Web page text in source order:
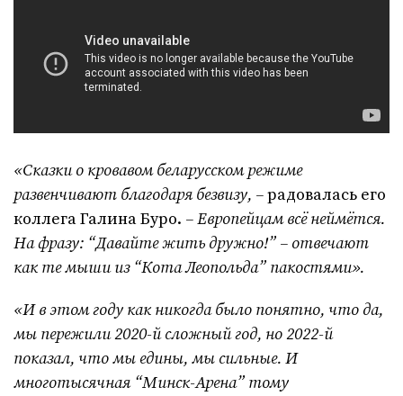
«Сказки о кровавом беларусском режиме
развенчивают благодаря безвизу, –радовалась его
коллега Галина Буро. – Европейцам всё неймётся.
На фразу: “Давайте жить дружно!” – отвечают
как те мыши из “Кота Леопольда” пакостями».
«И в этом году как никогда было понятно, что да,
мы пережили 2020-й сложный год, но 2022-й
показал, что мы едины, мы сильные. И
многотысячная “Минск-Арена” тому